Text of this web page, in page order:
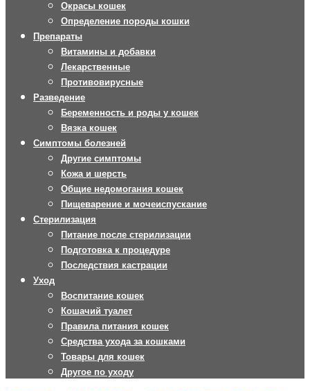
Окрасы кошек
Определение породы кошки
Препараты
Витамины и добавки
Лекарственные
Противовирусные
Разведение
Беременность и роды у кошек
Вязка кошек
Симптомы болезней
Другие симптомы
Кожа и шерсть
Общие недомогания кошек
Пищеварение и мочеиспускание
Стерилизация
Питание после стерилизации
Подготовка к процедуре
Последствия кастрации
Уход
Воспитание кошек
Кошачий туалет
Правила питания кошек
Средства ухода за кошками
Товары для кошек
Другое по уходу